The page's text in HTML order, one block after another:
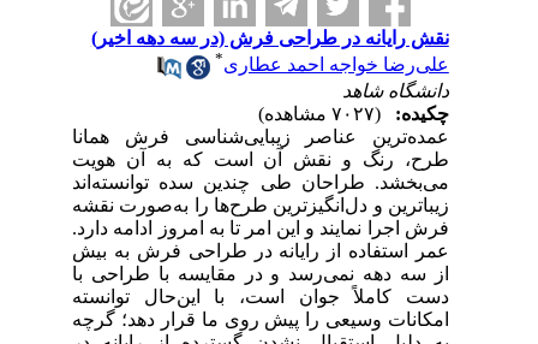
نقش رایانه در طراحی فرش (در سه دهه اخیر)
علی‌رضا خواجه احمد عطاری*
دانشگاه شاهد
چکیده:
عمده‌ترین عناصر زیبایی‌شناسی فرش همانا
طرح، رنگ و نقش آن است که به آن هویت
می‌بخشد. طراحان طی چندین سده توانسته‌اند
زیباترین و دل‌انگیزترین طرح‌ها را به‌صورت نقشه
فرش اجرا نمایند و این امر تا به امروز ادامه دارد.
عمر استفاده از رایانه در طراحی فرش به بیش
از سه دهه نمی‌رسد و در مقایسه با طراحی با
دست کاملاً جوان است، با این‌حال توانسته
امکانات وسیعی را پیش روی‌ ما قرار دهد؛ گرچه